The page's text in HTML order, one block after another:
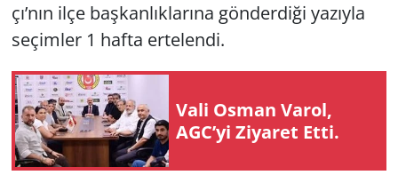
çı’nın ilçe baş­kan­lık­la­rı­na gön­der­di­ği ya­zıy­la
se­çim­ler 1 hafta er­te­len­di.
Vali Osman Varol,
AGC’yi Ziyaret Etti.